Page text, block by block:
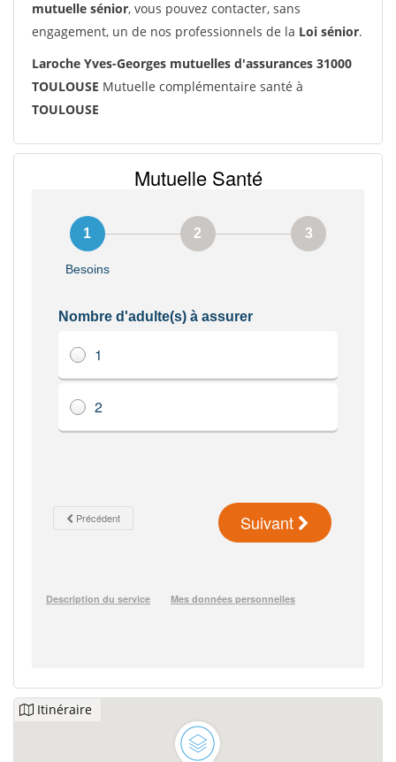
mutuelle sénior, vous pouvez contacter, sans
engagement, un de nos professionnels de la Loi sénior.
Laroche Yves-Georges mutuelles d'assurances 31000
TOULOUSE Mutuelle complémentaire santé à
TOULOUSE
Itinéraire